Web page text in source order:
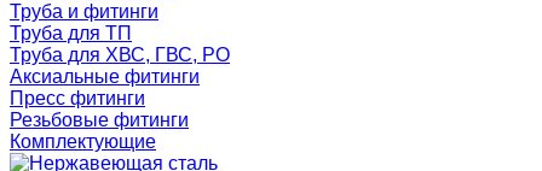
Труба и фитинги
Труба для ТП
Труба для ХВС, ГВС, РО
Аксиальные фитинги
Пресс фитинги
Резьбовые фитинги
Комплектующие